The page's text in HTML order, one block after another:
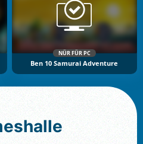
NÜR FÜR PC
Ben 10 Samurai Adventure